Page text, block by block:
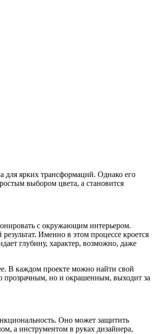
для ярких трансформаций. Однако его
выбором цвета, а становится
с окружающим интерьером.
Именно в этом процессе кроется
глубину, характер, возможно, даже
В каждом проекте можно найти свой
прозрачным, но и окрашенным, выходит за
Оно может защитить
а инструментом в руках дизайнера,